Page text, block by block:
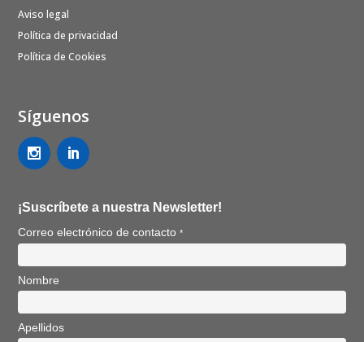
Aviso legal
Política de privacidad
Política de Cookies
Síguenos
¡Suscríbete a nuestra Newsletter!
Correo electrónico de contacto*
Nombre
Apellidos